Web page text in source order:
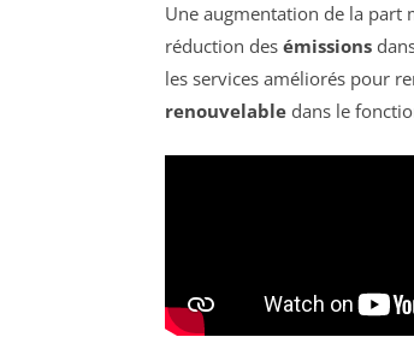
Une augmentation de la
réduction des émissions
les services améliorés pour
renouvelable dans le